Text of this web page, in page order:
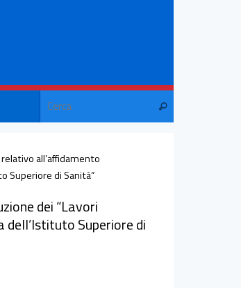
all’affidamento
Superiore di Sanità”
dei “Lavori
Superiore di